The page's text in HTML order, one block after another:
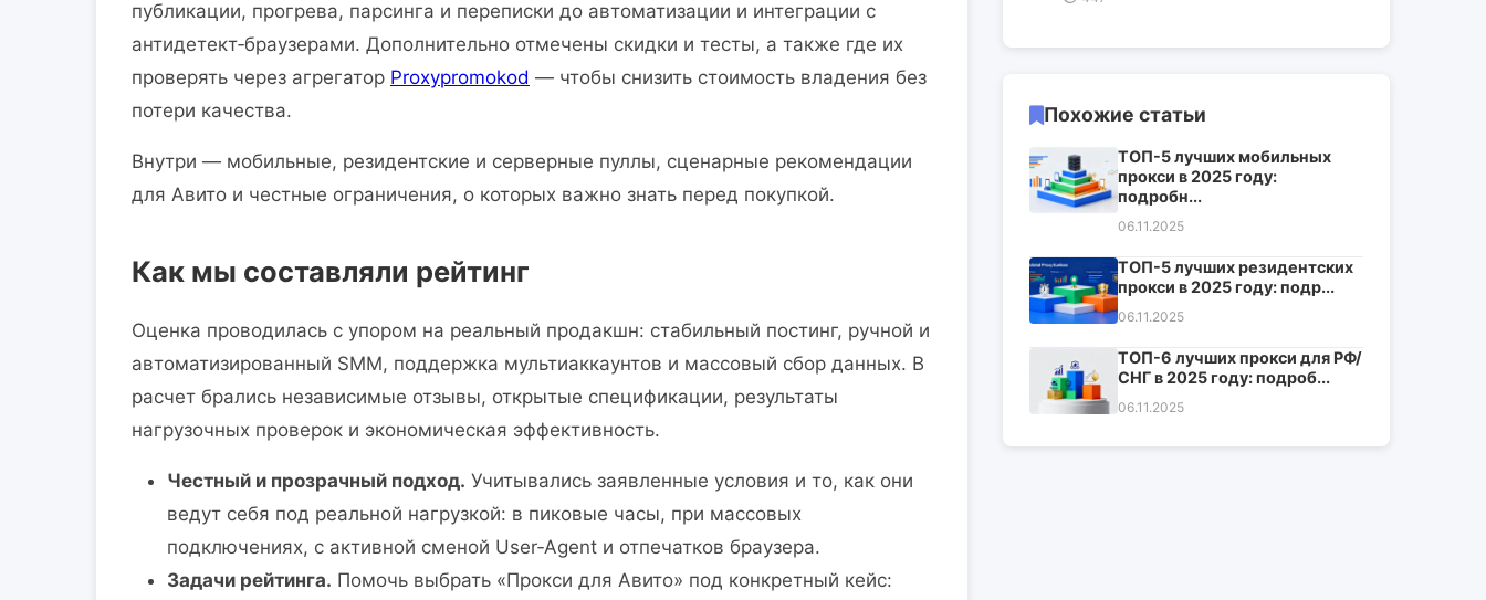
публикации, прогрева, парсинга и переписки до автоматизации и интеграции с
антидетект‑браузерами. Дополнительно отмечены скидки и тесты, а также где их
проверять через агрегатор Proxypromokod — чтобы снизить стоимость владения без
потери качества.
Внутри — мобильные, резидентские и серверные пуллы, сценарные рекомендации
для Авито и честные ограничения, о которых важно знать перед покупкой.
Как мы составляли рейтинг
Оценка проводилась с упором на реальный продакшн: стабильный постинг, ручной и
автоматизированный SMM, поддержка мультиаккаунтов и массовый сбор данных. В
расчет брались независимые отзывы, открытые спецификации, результаты
нагрузочных проверок и экономическая эффективность.
Честный и прозрачный подход. Учитывались заявленные условия и то, как они
ведут себя под реальной нагрузкой: в пиковые часы, при массовых
подключениях, с активной сменой User‑Agent и отпечатков браузера.
Задачи рейтинга. Помочь выбрать «Прокси для Авито» под конкретный кейс:
Похожие статьи
ТОП-5 лучших мобильных
прокси в 2025 году:
подробн...
06.11.2025
ТОП-5 лучших резидентских
прокси в 2025 году: подр...
06.11.2025
ТОП-6 лучших прокси для РФ/
СНГ в 2025 году: подроб...
06.11.2025